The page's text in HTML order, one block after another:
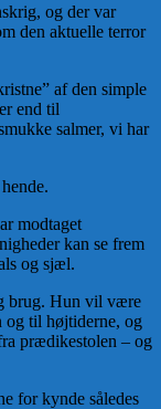
og der var
den aktuelle terror
af den simple
end til
salmer, vi har
modtaget
kan se frem
og sjæl.
brug. Hun vil være
og til højtiderne, og
prædikestolen – og
for kynde således